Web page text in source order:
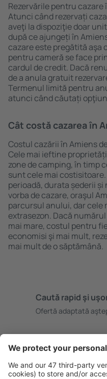
Rezervările pentru
Atunci când rezervați
aveţi la dispoziţie doar
după ce ajungeți în
cazare este pregătită aşa
pentru cameră se face
cardul de credit. Dacă
de a anula gratuit
Termenul limită pentru
atunci când căutați
Cât costă cazarea în
Costul cazării în Amiens
Cele mai ieftine
zone de camping, în timp
sunt cele mai
perioadă, durata șederii
vorba de cazare, oraşul
parcursul anului, dar cele
extrasezon. Dacă
mai mare, costul pentru
economisi şi mai mult,
mai mult de o săptămână.
Caută rapid şi
Ofertă adaptată
Rezervare fără griji